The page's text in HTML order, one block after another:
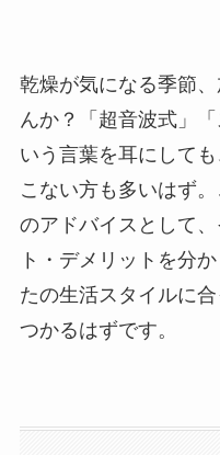
乾燥が気になる季節
んか？「超音波式」
いう言葉を耳にして
こない方も多いはず
のアドバイスとして
ト・デメリットを分
たの生活スタイルに
つかるはずです。